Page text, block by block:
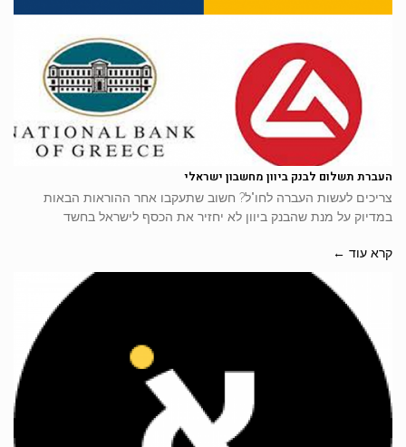
העברת תשלום לבנק ביוון מחשבון ישראלי
צריכים לעשות העברה לחו"ל? חשוב שתעקבו אחר ההוראות הבאות
במדיוק על מנת שהבנק ביוון לא יחזיר את הכסף לישראל בחשד
קרא עוד ←